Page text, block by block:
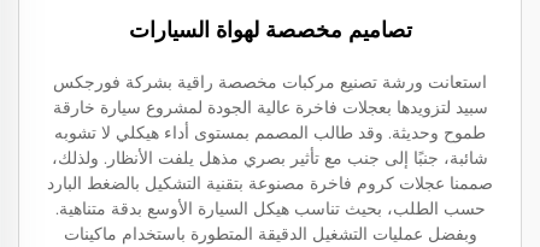
تصاميم مخصصة لهواة السيارات
استعانت ورشة تصنيع مركبات مخصصة راقية بشركة فورجكس
سبيد لتزويدها بعجلات فاخرة عالية الجودة لمشروع سيارة خارقة
طموح وحديثة. وقد طالب المصمم بمستوى أداء هيكلي لا تشوبه
شائبة، جنبًا إلى جنب مع تأثير بصري مذهل يلفت الأنظار. ولذلك،
صممنا عجلات كروم فاخرة مصنوعة بتقنية التشكيل بالضغط البارد
حسب الطلب، بحيث تناسب هيكل السيارة الأوسع بدقة متناهية.
وبفضل عمليات التشغيل الدقيقة المتطورة باستخدام ماكينات